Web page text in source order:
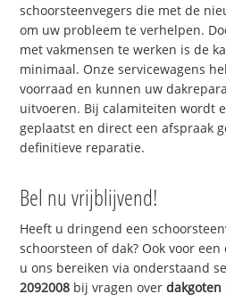
schoorsteenvegers die met de
om uw probleem te verhelpen.
met vakmensen te werken is de
minimaal. Onze servicewagens
voorraad en kunnen uw
uitvoeren. Bij calamiteiten wordt
geplaatst en direct een afspraak
definitieve reparatie.
Bel nu vrijblijvend!
Heeft u dringend een
schoorsteen of dak? Ook voor
u ons bereiken via onderstaand
2092008 bij vragen over